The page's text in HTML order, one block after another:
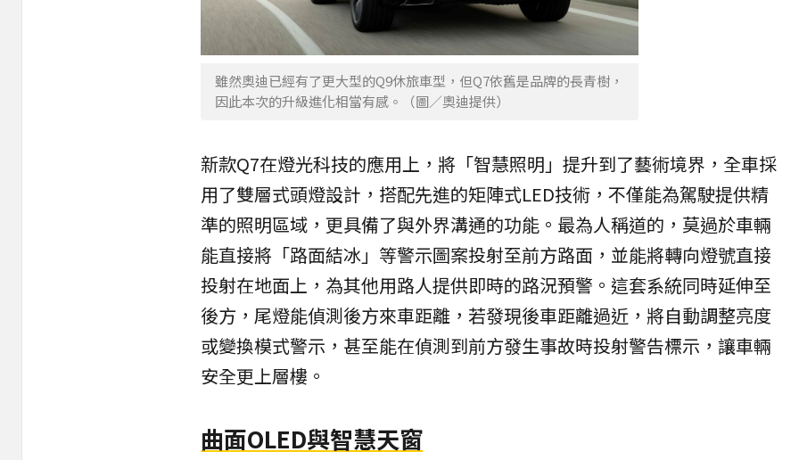
雖然奧迪已經有了更大型的Q9休旅車型，但Q7依舊是品牌的長青樹，
因此本次的升級進化相當有感。（圖／奧迪提供）
新款Q7在燈光科技的應用上，將「智慧照明」提升到了藝術境界，全車採
用了雙層式頭燈設計，搭配先進的矩陣式LED技術，不僅能為駕駛提供精
準的照明區域，更具備了與外界溝通的功能。最為人稱道的，莫過於車輛
能直接將「路面結冰」等警示圖案投射至前方路面，並能將轉向燈號直接
投射在地面上，為其他用路人提供即時的路況預警。這套系統同時延伸至
後方，尾燈能偵測後方來車距離，若發現後車距離過近，將自動調整亮度
或變換模式警示，甚至能在偵測到前方發生事故時投射警告標示，讓車輛
安全更上層樓。
曲面OLED與智慧天窗